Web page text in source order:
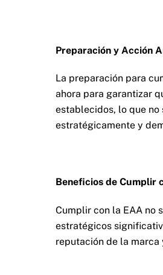
Preparación y Acción
La preparación para
ahora para garantizar
establecidos, lo que
estratégicamente y
Beneficios de Cumplir
Cumplir con la EAA no
estratégicos
reputación de la marca